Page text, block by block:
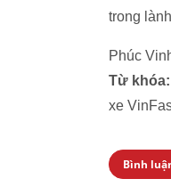
trong
Phúc
Từ khóa:
xe
Bình